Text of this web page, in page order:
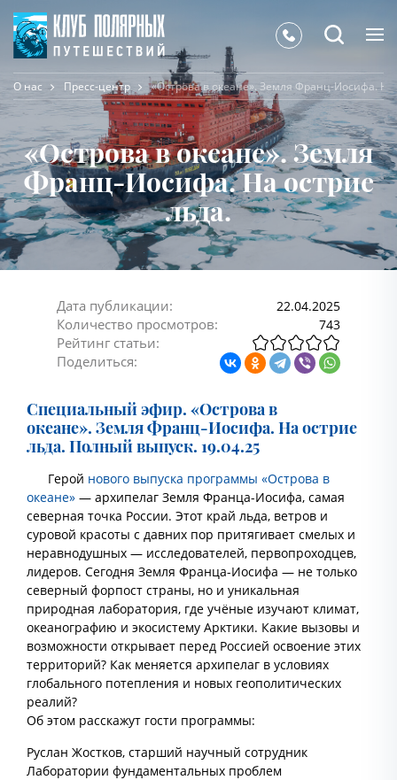
О нас Пресс-центр «Острова в океане». Земля Франц-Иосифа. На
«Острова в океане». Земля
Франц-Иосифа. На острие
льда.
Дата публикации: 22.04.2025
Количество просмотров: 743
Рейтинг статьи:
Поделиться:
Специальный эфир. «Острова в
океане». Земля Франц-Иосифа. На острие
льда. Полный выпуск. 19.04.25
Герой нового выпуска программы «Острова в
океане» — архипелаг Земля Франца-Иосифа, самая
северная точка России. Этот край льда, ветров и
суровой красоты с давних пор притягивает смелых и
неравнодушных — исследователей, первопроходцев,
лидеров. Сегодня Земля Франца-Иосифа — не только
северный форпост страны, но и уникальная
природная лаборатория, где учёные изучают климат,
океанографию и экосистему Арктики. Какие вызовы и
возможности открывает перед Россией освоение этих
территорий? Как меняется архипелаг в условиях
глобального потепления и новых геополитических
реалий?
Об этом расскажут гости программы:
Руслан Жостков, старший научный сотрудник
Лаборатории фундаментальных проблем